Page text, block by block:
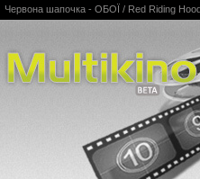
Multikino
Червона шапочка - ОБОЇ / Red Riding Hood /